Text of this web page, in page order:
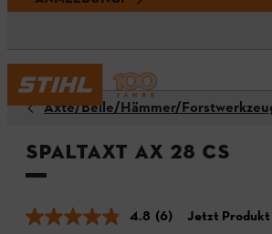
Äxte/Beile/Hämmer/
Spaltaxt AX 28 CS
4.8 (6) Jetzt